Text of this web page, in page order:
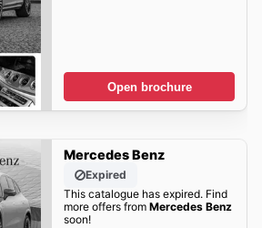
Open brochure
Mercedes Benz
Expired
This catalogue has expired. Find
more offers from Mercedes Benz
soon!